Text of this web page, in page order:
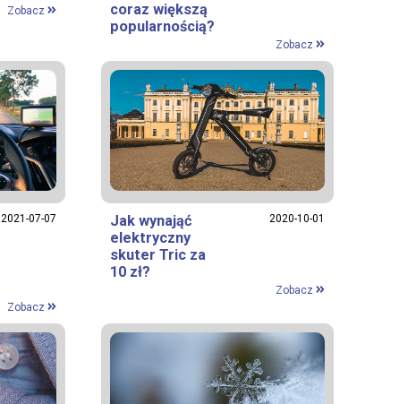
Zobacz
coraz większą
popularnością?
Zobacz
2021-07-07
Zobacz
Jak wynająć
elektryczny
skuter Tric za
10 zł?
2020-10-01
Zobacz